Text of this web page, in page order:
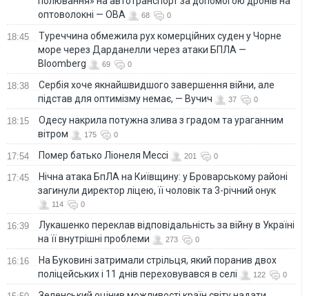
оптоволокні — ОВА
68 0
18:45
Туреччина обмежила рух комерційних суден у Чорне
море через Дарданелли через атаки БПЛА —
Bloomberg
69 0
18:38
Сербія хоче якнайшвидшого завершення війни, але
підстав для оптимізму немає, — Вучич
37 0
18:15
Одесу накрила потужна злива з градом та ураганним
вітром
175 0
17:54 Помер батько Ліонеля Мессі 201 0
17:45
Нічна атака БпЛА на Київщину: у Броварському районі
загинули директор ліцею, її чоловік та 3-річний онук
114 0
16:39
Лукашенко переклав відповідальність за війну в Україні
на її внутрішні проблеми
273 0
16:16
На Буковині затримали стрільця, який поранив двох
поліцейських і 11 днів переховувався в селі
122 0